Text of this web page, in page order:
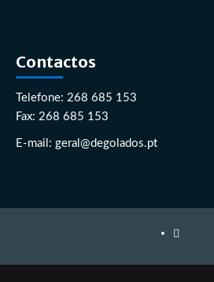
Contactos
Telefone: 268 685 153
Fax: 268 685 153
E-mail: geral@degolados.pt
Facebook